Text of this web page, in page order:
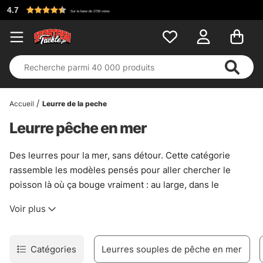
Accueil Leurre de la peche
Leurre pêche en mer
Des leurres pour la mer, sans détour. Cette catégorie
rassemble les modèles pensés pour aller chercher le
poisson là où ça bouge vraiment : au large, dans le
de quoi pêcher le cabillaud de façon traditionnelle,
maquereau, ou tenter quelque chose de plus nerveux
avec des poppers et autres appâts de surface pour les
Voir plus
Catégories Leurres souples de pêche en mer